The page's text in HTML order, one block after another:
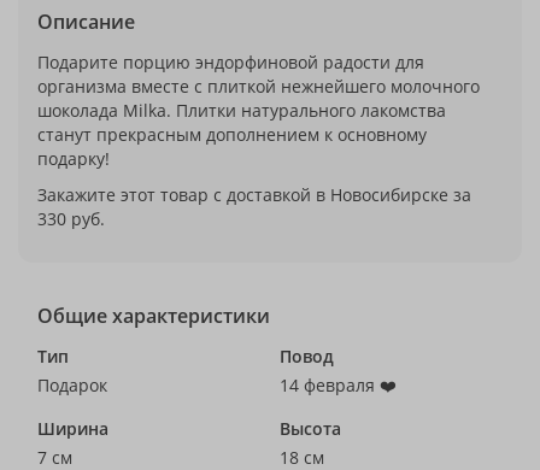
Описание
Подарите порцию эндорфиновой радости для
организма вместе с плиткой нежнейшего молочного
шоколада Milka. Плитки натурального лакомства
станут прекрасным дополнением к основному
подарку!
Закажите этот товар с доставкой в Новосибирске за
330 руб.
Общие характеристики
Тип
Подарок
Повод
14 февраля ❤️
Ширина
7 см
Высота
18 см